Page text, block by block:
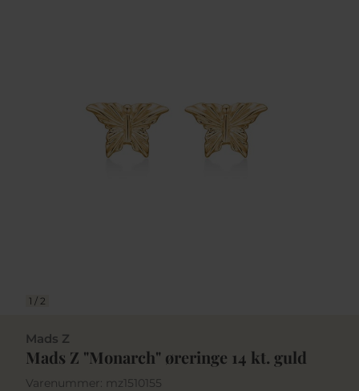
1 / 2
Mads Z
Mads Z "Monarch" øreringe 14 kt. guld
Varenummer: mz1510155